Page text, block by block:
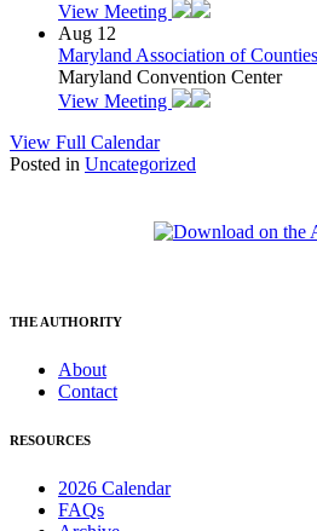
View Meeting
Aug 12
Maryland Association of
Maryland Convention Center
View Meeting
View Full Calendar
Posted in Uncategorized
THE AUTHORITY
About
Contact
RESOURCES
2026 Calendar
FAQs